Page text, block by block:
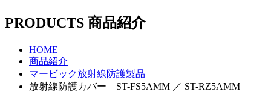
PRODUCTS 商品紹介
HOME
商品紹介
マービック放射線防護製品
放射線防護カバー ST-FS5AMM ／ ST-RZ5AMM